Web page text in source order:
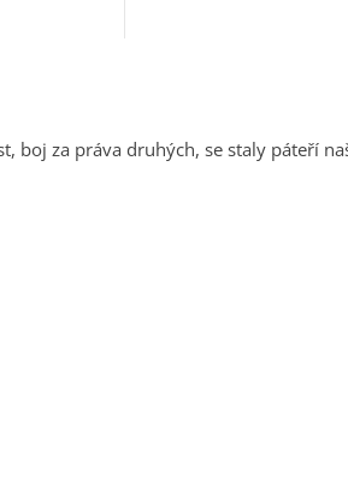
za práva druhých, se staly páteří